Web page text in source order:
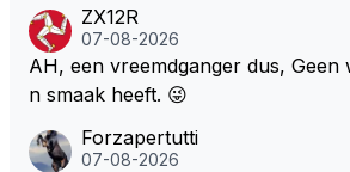
l bij Windsor op te roepen. Maar in
aces zijn dit leuke berichtjes
ZX12R
07-08-2026
AH, een vreemdganger dus, Geen
n smaak heeft. 😜
Forzapertutti
07-08-2026